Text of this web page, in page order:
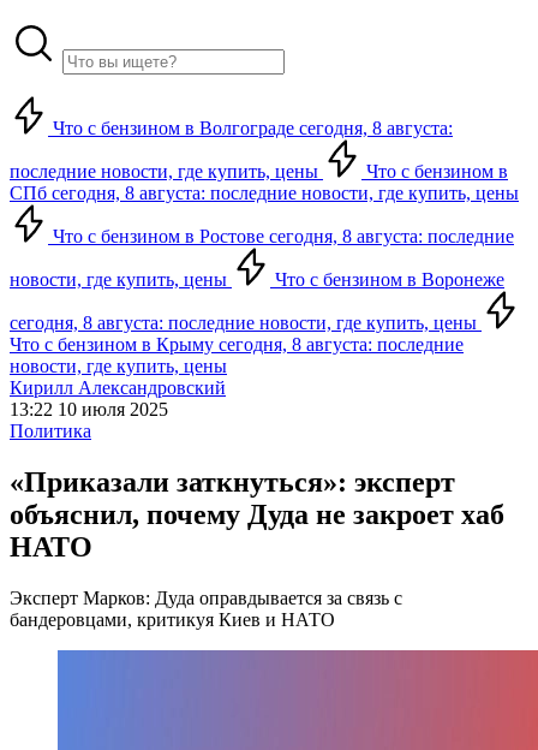
Что с бензином в Волгограде сегодня, 8 августа:
последние новости, где купить, цены
Что с бензином в
СПб сегодня, 8 августа: последние новости, где купить, цены
Что с бензином в Ростове сегодня, 8 августа: последние
новости, где купить, цены Что с бензином в Воронеже
сегодня, 8 августа: последние новости, где купить, цены
Что с бензином в Крыму сегодня, 8 августа: последние
новости, где купить, цены
Кирилл Александровский
13:22 10 июля 2025
Политика
«Приказали заткнуться»: эксперт
объяснил, почему Дуда не закроет хаб
НАТО
Эксперт Марков: Дуда оправдывается за связь с
бандеровцами, критикуя Киев и НАТО